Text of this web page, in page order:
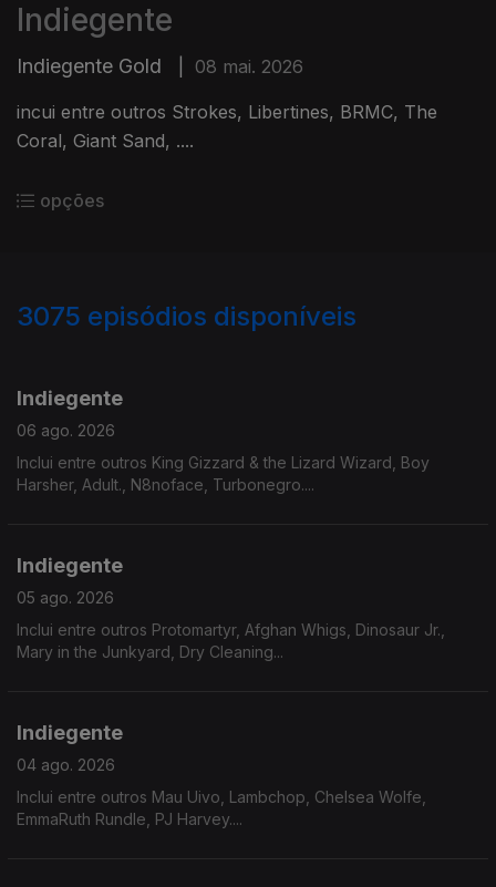
Indiegente
Indiegente Gold 08 mai. 2026
incui entre outros Strokes, Libertines, BRMC, The
Coral, Giant Sand, ....
opções
3075 episódios disponíveis
Indiegente
06 ago. 2026
Inclui entre outros King Gizzard & the Lizard Wizard, Boy
Harsher, Adult., N8noface, Turbonegro....
Indiegente
05 ago. 2026
Inclui entre outros Protomartyr, Afghan Whigs, Dinosaur Jr.,
Mary in the Junkyard, Dry Cleaning...
Indiegente
04 ago. 2026
Inclui entre outros Mau Uivo, Lambchop, Chelsea Wolfe,
EmmaRuth Rundle, PJ Harvey....